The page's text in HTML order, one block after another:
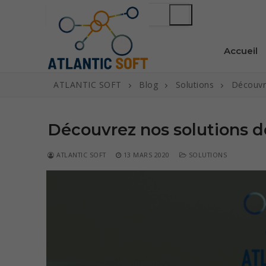
Rechercher
Accueil
Rechercher
Conception
ATLANTIC SOFT Blog Solutions
Découvrez nos solutions
ATLANTIC SOFT 13 MARS 2020 SOLUTIONS